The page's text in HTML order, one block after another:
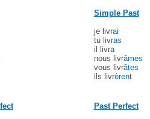
Simple Past
je livrai
tu livras
il livra
nous livrâmes
vous livrâtes
ils livrèrent
Past Perfect